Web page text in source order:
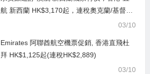
航 新西蘭 HK$3,170起，連稅奧克蘭/基督城
03/10
Emirates 阿聯酋航空機票促銷, 香港直飛杜
拜 HK$1,125起(連稅HK$2,889)
03/10